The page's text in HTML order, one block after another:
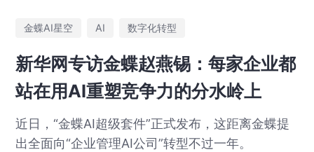
金蝶AI星空 AI 数字化转型
新华网专访金蝶赵燕锡：每家企业都
站在用AI重塑竞争力的分水岭上
近日，“金蝶AI超级套件”正式发布，这距离金蝶提
出全面向“企业管理AI公司”转型不过一年。